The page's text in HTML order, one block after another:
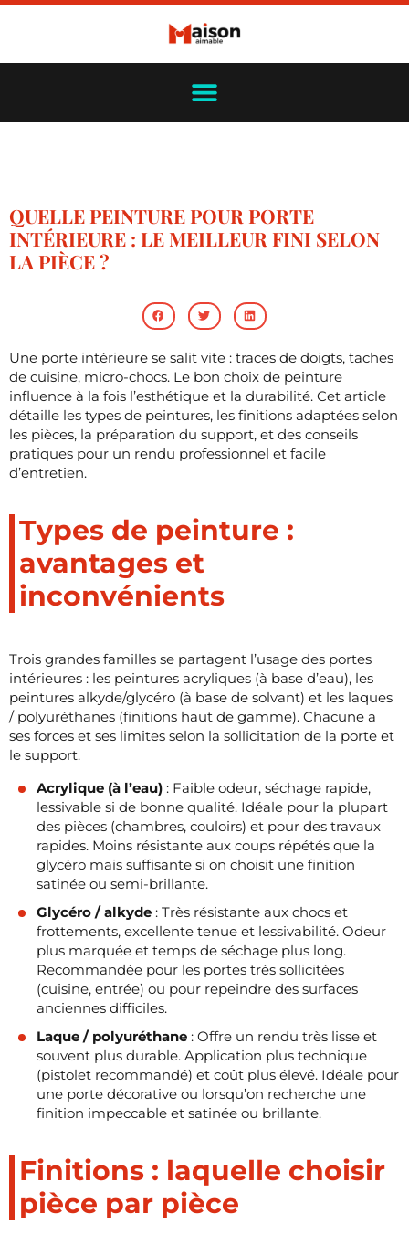
QUELLE PEINTURE POUR PORTE
INTÉRIEURE : LE MEILLEUR FINI SELON
LA PIÈCE ?
Une porte intérieure se salit vite : traces de doigts, taches
de cuisine, micro-chocs. Le bon choix de peinture
influence à la fois l’esthétique et la durabilité. Cet article
détaille les types de peintures, les finitions adaptées selon
les pièces, la préparation du support, et des conseils
pratiques pour un rendu professionnel et facile
d’entretien.
Types de peinture :
avantages et
inconvénients
Trois grandes familles se partagent l’usage des portes
intérieures : les peintures acryliques (à base d’eau), les
peintures alkyde/glycéro (à base de solvant) et les laques
/ polyuréthanes (finitions haut de gamme). Chacune a
ses forces et ses limites selon la sollicitation de la porte et
le support.
Acrylique (à l’eau) : Faible odeur, séchage rapide,
lessivable si de bonne qualité. Idéale pour la plupart
des pièces (chambres, couloirs) et pour des travaux
rapides. Moins résistante aux coups répétés que la
glycéro mais suffisante si on choisit une finition
satinée ou semi-brillante.
Glycéro / alkyde : Très résistante aux chocs et
frottements, excellente tenue et lessivabilité. Odeur
plus marquée et temps de séchage plus long.
Recommandée pour les portes très sollicitées
(cuisine, entrée) ou pour repeindre des surfaces
anciennes difficiles.
Laque / polyuréthane : Offre un rendu très lisse et
souvent plus durable. Application plus technique
(pistolet recommandé) et coût plus élevé. Idéale pour
une porte décorative ou lorsqu’on recherche une
finition impeccable et satinée ou brillante.
Finitions : laquelle choisir
pièce par pièce